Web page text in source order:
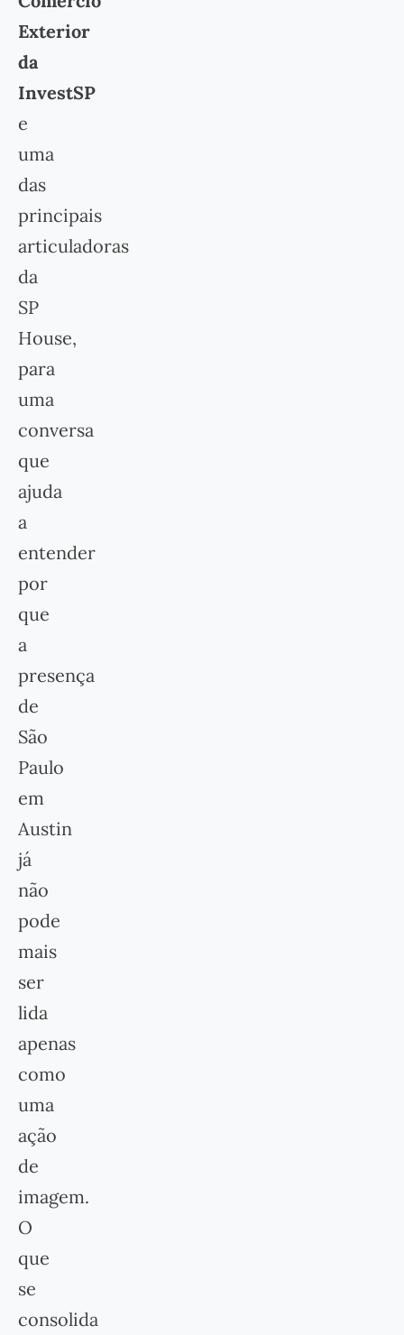
Exterior
da
InvestSP
e
uma
das
principais
articuladoras
da
SP
House,
para
uma
conversa
que
ajuda
a
entender
por
que
a
presença
de
São
Paulo
em
Austin
já
não
pode
mais
ser
lida
apenas
como
uma
ação
de
imagem.
O
que
se
consolida